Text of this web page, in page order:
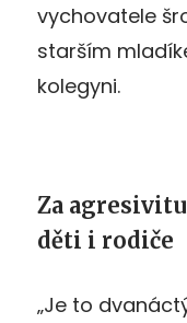
vychovatele
starším
kolegyni.
Za
děti i rodiče
„Je to